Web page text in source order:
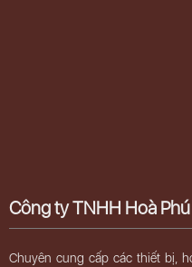
Công ty TNHH Hoà Phú
Chuyên cung cấp các thiết bị,